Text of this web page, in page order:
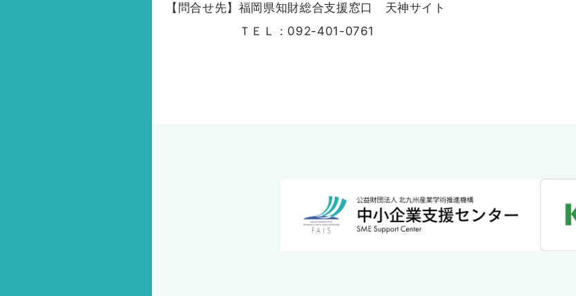
【問合せ先】福岡県知財総合支援窓口 天神サイト
ＴＥＬ：092-401-0761